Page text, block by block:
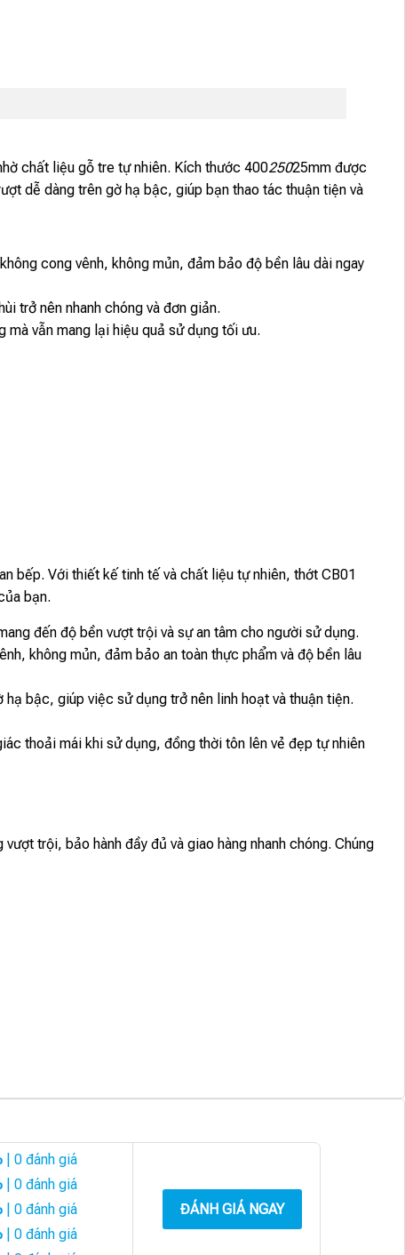
chất liệu gỗ tre tự nhiên. Kích thước 40025025mm được
dễ dàng trên gờ hạ bậc, giúp bạn thao tác thuận tiện và
cong vênh, không mủn, đảm bảo độ bền lâu dài ngay
trở nên nhanh chóng và đơn giản.
vẫn mang lại hiệu quả sử dụng tối ưu.
bếp. Với thiết kế tinh tế và chất liệu tự nhiên, thớt CB01
bạn.
đến độ bền vượt trội và sự an tâm cho người sử dụng.
không mủn, đảm bảo an toàn thực phẩm và độ bền lâu
bậc, giúp việc sử dụng trở nên linh hoạt và thuận tiện.
thoải mái khi sử dụng, đồng thời tôn lên vẻ đẹp tự nhiên
trội, bảo hành đầy đủ và giao hàng nhanh chóng. Chúng
| 0 đánh giá
| 0 đánh giá
| 0 đánh giá
| 0 đánh giá
ĐÁNH GIÁ NGAY